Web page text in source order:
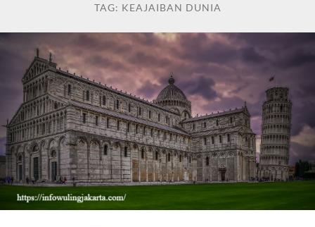
TAG: KEAJAIBAN DUNIA